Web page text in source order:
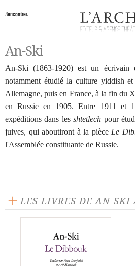
Rencontres
An-Ski
An-Ski (1863-1920) est un écrivain
notamment étudié la culture yiddish
Allemagne, puis en France, à la fin du
en Russie en 1905. Entre 1911 et
expéditions dans lesshtetlech pour
juives, qui aboutiront à la pièce Le
l'Assemblée constituante de Russie.
LES LIVRES DE AN-SKI